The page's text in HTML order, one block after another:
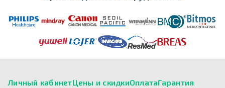
Личный кабинетЦены и скидкиОплатаГарантия